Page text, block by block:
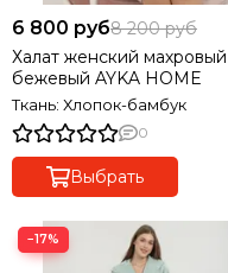
6 800 руб8 200 руб
Халат женский махровый
бежевый AYKA HOME
Ткань: Хлопок-бамбук
0
Выбрать
−17%